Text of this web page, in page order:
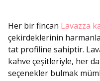
Her bir fincan Lavazza
çekirdeklerinin
tat profiline sahiptir.
kahve çeşitleriyle, her
seçenekler bulmak